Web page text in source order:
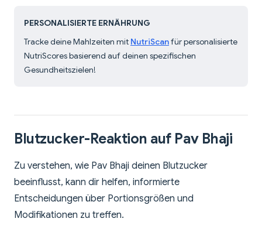
PERSONALISIERTE ERNÄHRUNG
Tracke deine Mahlzeiten mit NutriScanfür personalisierte
NutriScores basierend auf deinen spezifischen
Gesundheitszielen!
Blutzucker-Reaktion auf Pav Bhaji
Zu verstehen, wie Pav Bhaji deinen Blutzucker
beeinflusst, kann dir helfen, informierte
Entscheidungen über Portionsgrößen und
Modifikationen zu treffen.